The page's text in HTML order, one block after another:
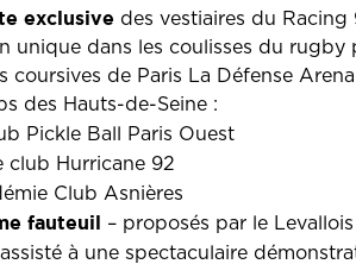
exclusive des vestiaires du
unique dans les coulisses du rugby
coursives de Paris La Défense
des Hauts-de-Seine :
Pickle Ball Paris Ouest
club Hurricane 92
Club Asnières
fauteuil – proposés par le
à une spectaculaire